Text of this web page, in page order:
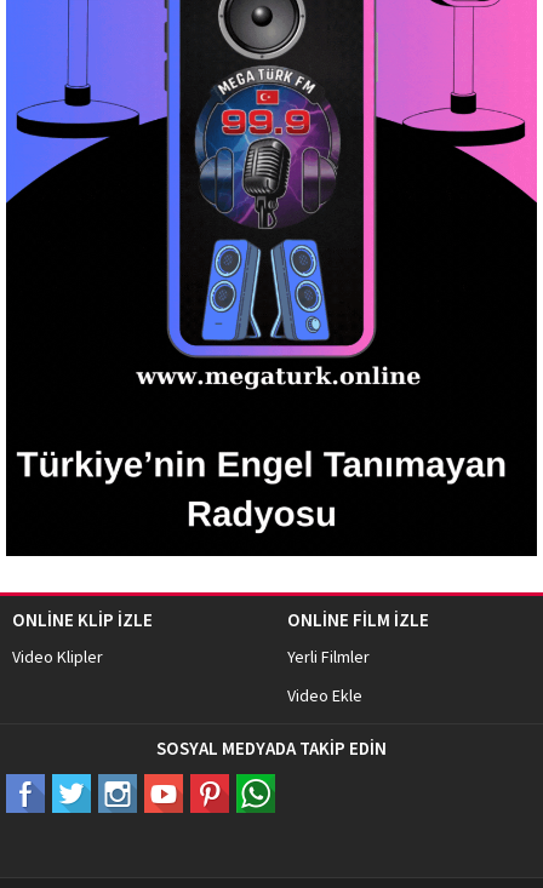
ONLİNE KLİP İZLE
Video Klipler
ONLİNE FİLM İZLE
Yerli Filmler
Video Ekle
SOSYAL MEDYADA TAKİP EDİN